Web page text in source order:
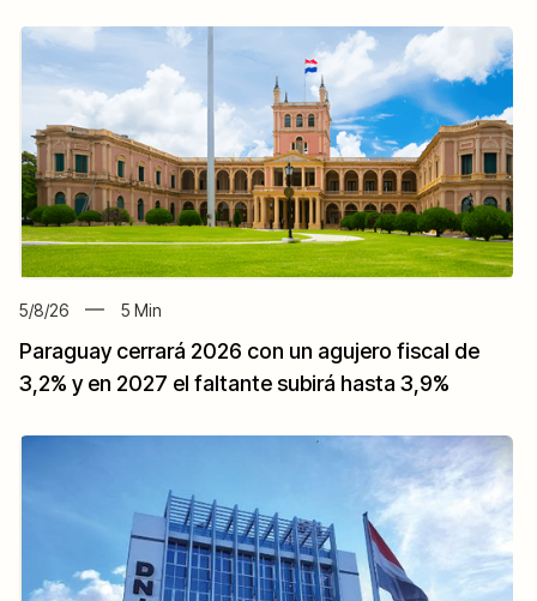
5/8/26 5 Min
Paraguay cerrará 2026 con un agujero fiscal de
3,2% y en 2027 el faltante subirá hasta 3,9%